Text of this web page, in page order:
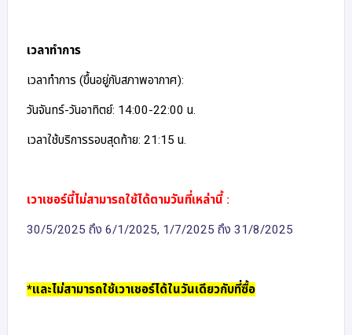
เวลาทำการ
เวลาทำการ (ขึ้นอยู่กับสภาพอากาศ):
วันจันทร์-วันอาทิตย์: 14:00-22:00 น.
เวลาใช้บริการรอบสุดท้าย: 21:15 น.
เวาเชอร์นี้ไม่สามารถใช้ได้ตามวันที่เหล่านี้ :
30/5/2025 ถึง 6/1/2025, 1/7/2025 ถึง 31/8/2025
*และไม่สามารถใช้เวาเชอร์ได้ในวันเดียวกับที่ซื้อ